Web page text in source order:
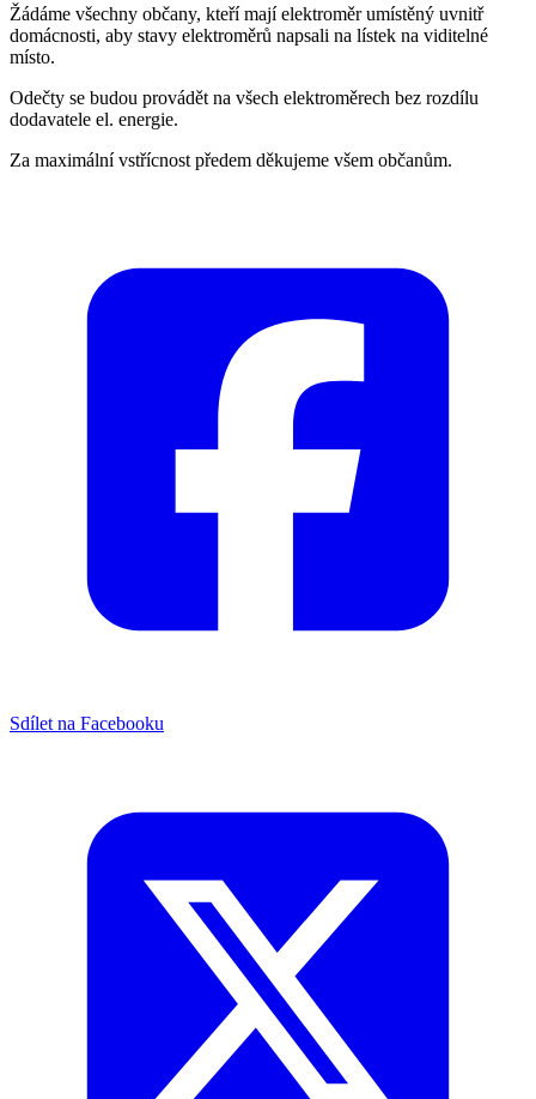
Žádáme všechny občany, kteří mají elektroměr umístěný uvnitř
domácnosti, aby stavy elektroměrů napsali na lístek na viditelné
místo.
Odečty se budou provádět na všech elektroměrech bez rozdílu
dodavatele el. energie.
Za maximální vstřícnost předem děkujeme všem občanům.
Sdílet na Facebooku